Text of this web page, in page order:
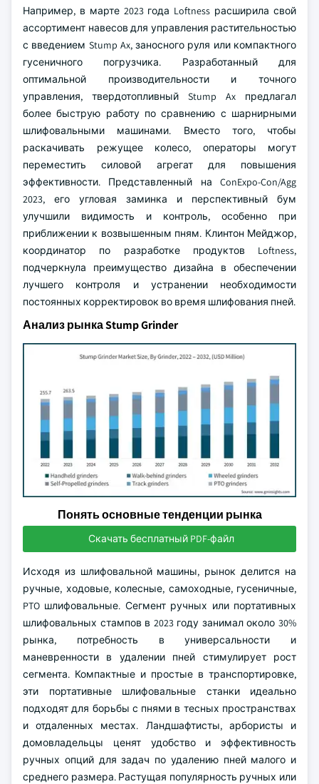
Например, в марте 2023 года Loftness расширила свой
ассортимент навесов для управления растительностью
с введением Stump Ax, заносного руля или компактного
гусеничного погрузчика. Разработанный для
оптимальной производительности и точного
управления, твердотопливный Stump Ax предлагал
более быструю работу по сравнению с шарнирными
шлифовальными машинами. Вместо того, чтобы
раскачивать режущее колесо, операторы могут
переместить силовой агрегат для повышения
эффективности. Представленный на ConExpo-Con/Agg
2023, его угловая заминка и перспективный бум
улучшили видимость и контроль, особенно при
приближении к возвышенным пням. Клинтон Мейджор,
координатор по разработке продуктов Loftness,
подчеркнула преимущество дизайна в обеспечении
лучшего контроля и устранении необходимости
постоянных корректировок во время шлифования пней.
Анализ рынка Stump Grinder
Понять основные тенденции рынка
Скачать бесплатный PDF-файл
Исходя из шлифовальной машины, рынок делится на
ручные, ходовые, колесные, самоходные, гусеничные,
PTO шлифовальные. Сегмент ручных или портативных
шлифовальных стампов в 2023 году занимал около 30%
рынка, потребность в универсальности и
маневренности в удалении пней стимулирует рост
сегмента. Компактные и простые в транспортировке,
эти портативные шлифовальные станки идеально
подходят для борьбы с пнями в тесных пространствах
и отдаленных местах. Ландшафтисты, арбористы и
домовладельцы ценят удобство и эффективность
ручных опций для задач по удалению пней малого и
среднего размера. Растущая популярность ручных или